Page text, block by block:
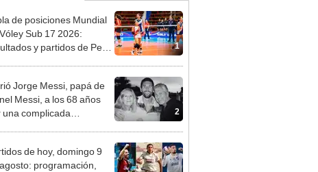
1
de posiciones Mundial
Sub 17 2026:
y partidos de Perú
2
Jorge Messi, papá de
Messi, a los 68 años
una complicada
de hoy, domingo 9
programación,